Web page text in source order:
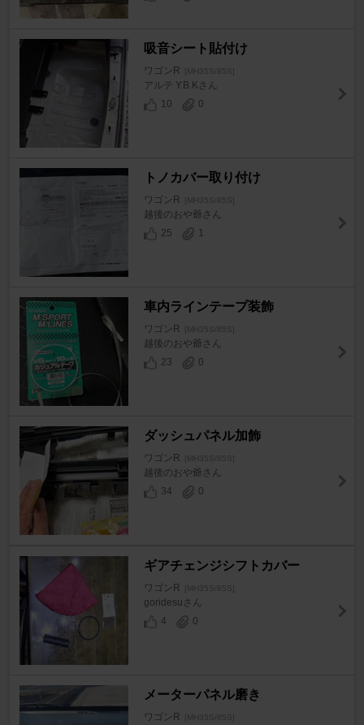
吸音シート貼付け
ワゴンR [MH35S/85S]
アルテ Y.B.Kさん
10
0
トノカバー取り付け
ワゴンR [MH35S/85S]
越後のおや爺さん
25
1
車内ラインテープ装飾
ワゴンR [MH35S/85S]
越後のおや爺さん
23
0
ダッシュパネル加飾
ワゴンR [MH35S/85S]
越後のおや爺さん
34
0
ギアチェンジシフトカバー
ワゴンR [MH35S/85S]
goridesuさん
4
0
メーターパネル磨き
ワゴンR [MH35S/85S]